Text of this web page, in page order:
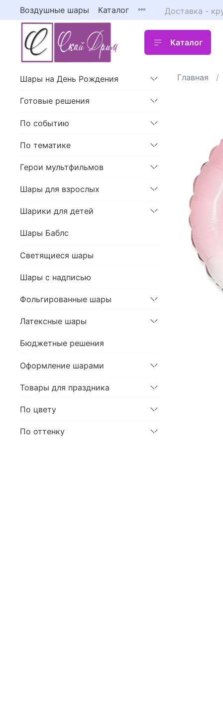
Воздушные шары Каталог Доставка -
Каталог
Главная
Шары на День Рождения
Готовые решения
По событию
По тематике
Герои мультфильмов
Шары для взрослых
Шарики для детей
Шары Баблс
Светящиеся шары
Шары с надписью
Фольгированные шары
Латексные шары
Бюджетные решения
Оформление шарами
Товары для праздника
По цвету
По оттенку